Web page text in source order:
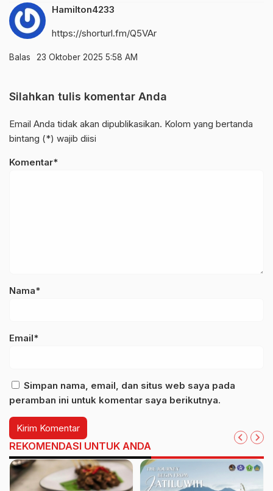
Hamilton4233
https://shorturl.fm/Q5VAr
Balas 23 Oktober 2025 5:58 AM
Silahkan tulis komentar Anda
Email Anda tidak akan dipublikasikan. Kolom yang bertanda
bintang (*) wajib diisi
Komentar*
Nama*
Email*
Simpan nama, email, dan situs web saya pada
peramban ini untuk komentar saya berikutnya.
REKOMENDASI UNTUK ANDA